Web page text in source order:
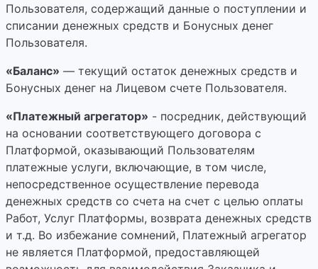
Пользователя, содержащий данные о поступлении и
списании денежных средств и Бонусных денег
Пользователя.
«Баланс» — текущий остаток денежных средств и
Бонусных денег на Лицевом счете Пользователя.
«Платежный агрегатор» - посредник, действующий
на основании соответствующего договора с
Платформой, оказывающий Пользователям
платежные услуги, включающие, в том числе,
непосредственное осуществление перевода
денежных средств со счета на счет с целью оплаты
Работ, Услуг Платформы, возврата денежных средств
и т.д. Во избежание сомнений, Платежный агрегатор
не является Платформой, предоставляющей